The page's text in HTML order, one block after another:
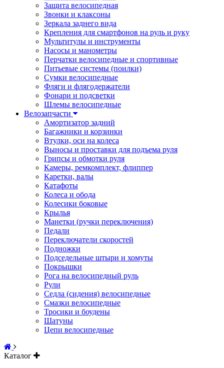
Защита велосипедная
Звонки и клаксоны
Зеркала заднего вида
Крепления для смартфонов на руль и руку
Мультитулы и инструменты
Насосы и манометры
Перчатки велосипедные и спортивные
Питьевые системы (поилки)
Сумки велосипедные
Фляги и флягодержатели
Фонари и подсветки
Шлемы велосипедные
Велозапчасти
Амортизатор задний
Багажники и корзинки
Втулки, оси на колеса
Выносы и проставки для подъема руля
Грипсы и обмотки руля
Камеры, ремкомплект, флиппер
Каретки, валы
Катафоты
Колеса и обода
Колесики боковые
Крылья
Манетки (ручки переключения)
Педали
Переключатели скоростей
Подножки
Подседельные штыри и хомуты
Покрышки
Рога на велосипедный руль
Рули
Седла (сидения) велосипедные
Смазки велосипедные
Тросики и боудены
Шатуны
Цепи велосипедные
Каталог